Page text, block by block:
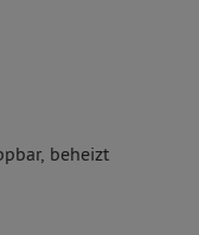
beheizt